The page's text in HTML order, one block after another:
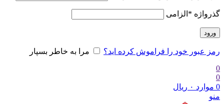
گذرواژه * الزامی
ورود
رمز عبور خود را فراموش کرده اید؟
مرا به خاطر بسپار
0
0
0 موارد ۰ ریال
منو